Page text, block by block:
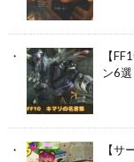
【
ン6
【サ